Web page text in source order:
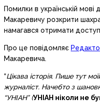
Помилки в українській
Макаревичу розкрити
намагався отримати
Про це повідомляє
Макаревича.
“Цікава історія. Пише тут
журналіст. Начебто з
“УНІАН” (УНІАН ніколи не